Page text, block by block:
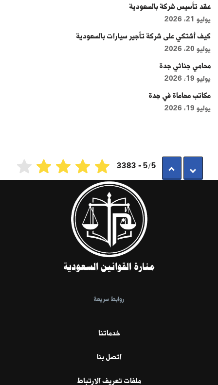
عقد تأسيس شركة بالسعودية
يوليو 21, 2026
كيف أشتكي على شركة تأجير سيارات بالسعودية
يوليو 20, 2026
محامي جنائي جدة
يوليو 19, 2026
مكاتب محاماة في جدة
يوليو 19, 2026
5/5 - 3383
روابط سريعة
خدماتنا
اتصل بنا
ملفات تعريف الارتباط